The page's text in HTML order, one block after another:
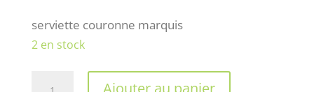
serviette couronne marquis
2 en stock